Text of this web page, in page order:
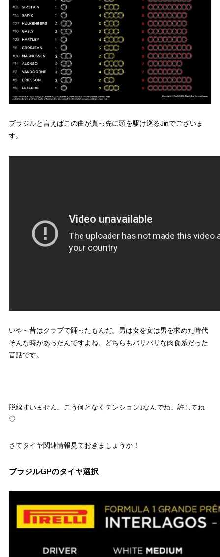
ブラジルと言えばこの曲が真っ先に頭を駆け巡るJinでございま
す。
いや～昔はクラブで踊ったもんだ。男は女を女は男を求めた時代
そんな時があったんですよね、どちらもバリバリな肉食系だった
昔話です。
脱線すいません。こう何となくテンション⤵なんでね。許してね
♡
さてタイヤ関連情報見ておきましょうか！
ブラジルGPのタイヤ選択